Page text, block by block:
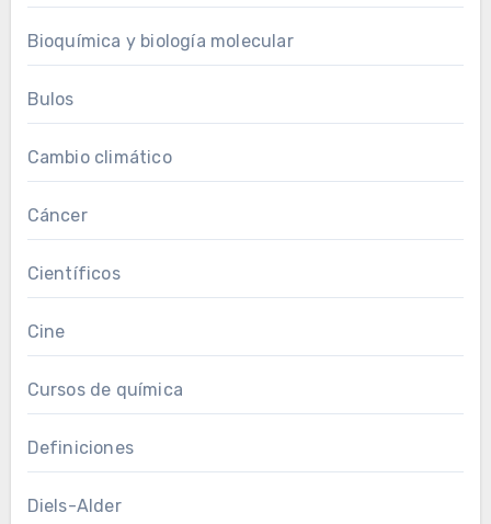
Bioquímica y biología molecular
Bulos
Cambio climático
Cáncer
Científicos
Cine
Cursos de química
Definiciones
Diels-Alder